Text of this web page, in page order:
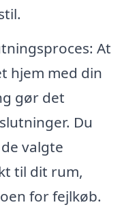
At
hjem med din
gør det
Du
valgte
til dit rum,
for fejlkøb.